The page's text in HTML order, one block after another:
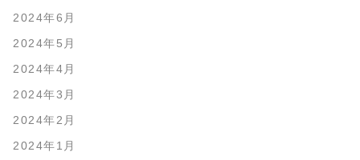
2024年6月
2024年5月
2024年4月
2024年3月
2024年2月
2024年1月